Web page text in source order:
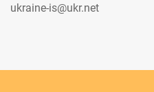
ukraine-is@ukr.net